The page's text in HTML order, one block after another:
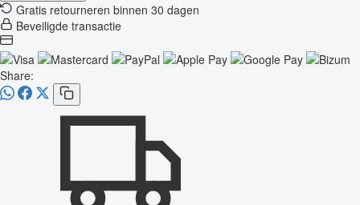
Gratis retourneren binnen 30 dagen
Beveiligde transactie
Share: